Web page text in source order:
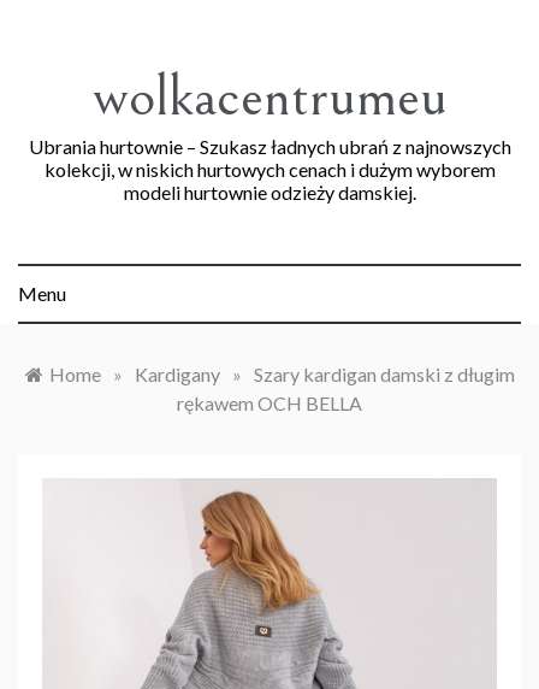
wolkacentrumeu
Ubrania hurtownie – Szukasz ładnych ubrań z najnowszych
kolekcji, w niskich hurtowych cenach i dużym wyborem
modeli hurtownie odzieży damskiej.
Menu
Home » Kardigany » Szary kardigan damski z długim
rękawem OCH BELLA